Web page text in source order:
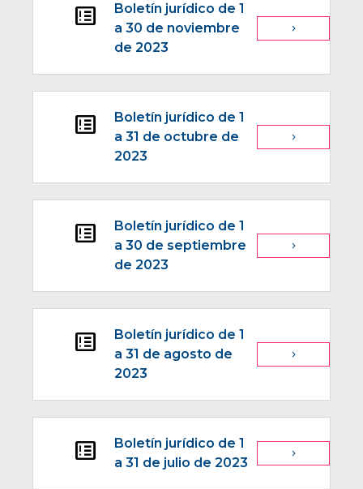
breaking_news
Boletín jurídico de 1
a 30 de noviembre
de 2023
navigate_next
breaking_news
Boletín jurídico de 1
a 31 de octubre de
2023
navigate_next
breaking_news
Boletín jurídico de 1
a 30 de septiembre
de 2023
navigate_next
breaking_news
Boletín jurídico de 1
a 31 de agosto de
2023
navigate_next
breaking_news
Boletín jurídico de 1
a 31 de julio de 2023
navigate_next